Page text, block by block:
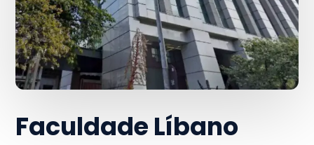
Faculdade Líbano